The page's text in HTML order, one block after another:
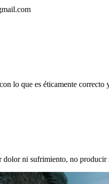
lo que es éticamente
ni sufrimiento, no